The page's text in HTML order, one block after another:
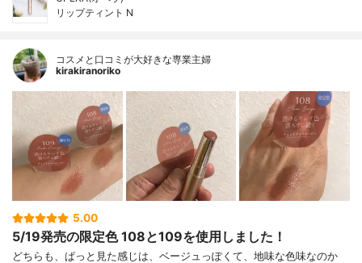
リップティント N
コスメと口コミが大好きな専業主婦
kirakiranoriko
5.00
5/19発売の限定色 108と109を使用しました！
どちらも、ぱっと見た感じは、ベージュっぽくて、地味な色味なのか